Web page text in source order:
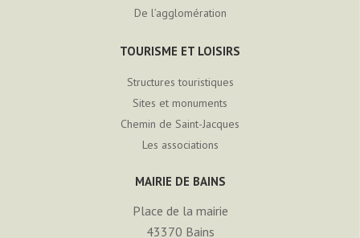
De l’agglomération
TOURISME ET LOISIRS
Structures touristiques
Sites et monuments
Chemin de Saint-Jacques
Les associations
MAIRIE DE BAINS
Place de la mairie
43370 Bains